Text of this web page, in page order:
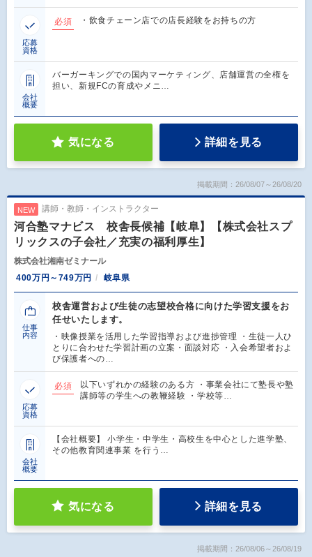
応募
資格
必須 ・飲食チェーン店での店長経験をお持ちの方
会社
概要
バーガーキングでの国内マーケティング、店舗運営の全権を
担い、新規FCの育成やメニ…
気になる 詳細を見る
掲載期間：26/08/07～26/08/20
NEW 講師・教師・インストラクター
河合塾マナビス 校舎長候補【岐阜】【株式会社スプ
リックスの子会社／充実の福利厚生】
株式会社湘南ゼミナール
400万円～749万円
岐阜県
仕事
内容
校舎運営および生徒の志望校合格に向けた学習支援をお
任せいたします。
・映像授業を活用した学習指導および進捗管理 ・生徒一人ひ
とりに合わせた学習計画の立案・面談対応 ・入会希望者およ
び保護者への…
応募
資格
必須
以下いずれかの経験のある方 ・事業会社にて塾長や塾
講師等の学生への教鞭経験 ・学校等…
会社
概要
【会社概要】 小学生・中学生・高校生を中心とした進学塾、
その他教育関連事業 を行う…
気になる 詳細を見る
掲載期間：26/08/06～26/08/19